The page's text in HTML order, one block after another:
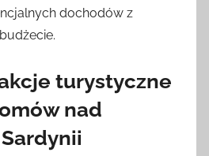
dochodów z
turystyczne
nad